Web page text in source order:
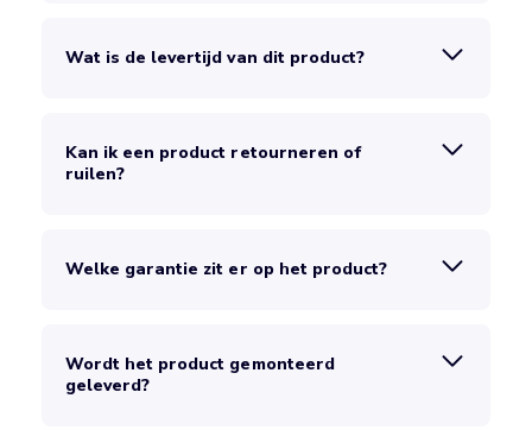
Wat is de levertijd van dit product?
Kan ik een product retourneren of
ruilen?
Welke garantie zit er op het product?
Wordt het product gemonteerd
geleverd?